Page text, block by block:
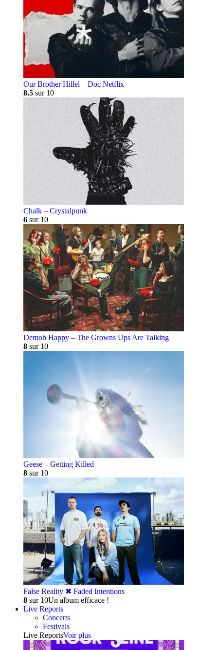
Our Brother Hillel – Doc Netflix
8.5 sur 10
Chalk – Crystalpunk
6 sur 10
Demob Happy – The Growns Ups Are Talking
8 sur 10
Geese – Getting Killed
8 sur 10
False Reality ✖︎ Faded Intentions
8 sur 10Un album efficace !
Live Reports
Concerts
Festivals
Live ReportsVoir plus